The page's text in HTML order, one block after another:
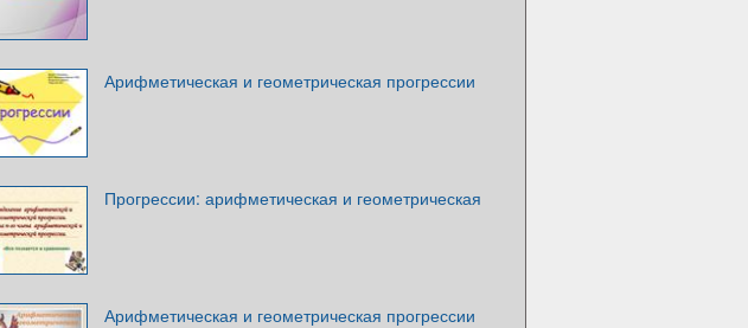
Арифметическая и геометрическая прогрессии
Прогрессии: арифметическая и геометрическая
Арифметическая и геометрическая прогрессии